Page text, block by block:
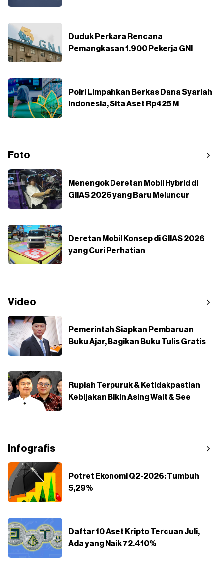
Duduk Perkara Rencana
Pemangkasan 1.900 Pekerja GNI
Polri Limpahkan Berkas Dana Syariah
Indonesia, Sita Aset Rp425 M
Foto
Menengok Deretan Mobil Hybrid di
GIIAS 2026 yang Baru Meluncur
Deretan Mobil Konsep di GIIAS 2026
yang Curi Perhatian
Video
Pemerintah Siapkan Pembaruan
Buku Ajar, Bagikan Buku Tulis Gratis
Rupiah Terpuruk & Ketidakpastian
Kebijakan Bikin Asing Wait & See
Infografis
Potret Ekonomi Q2-2026: Tumbuh
5,29%
Daftar 10 Aset Kripto Tercuan Juli,
Ada yang Naik 72.410%